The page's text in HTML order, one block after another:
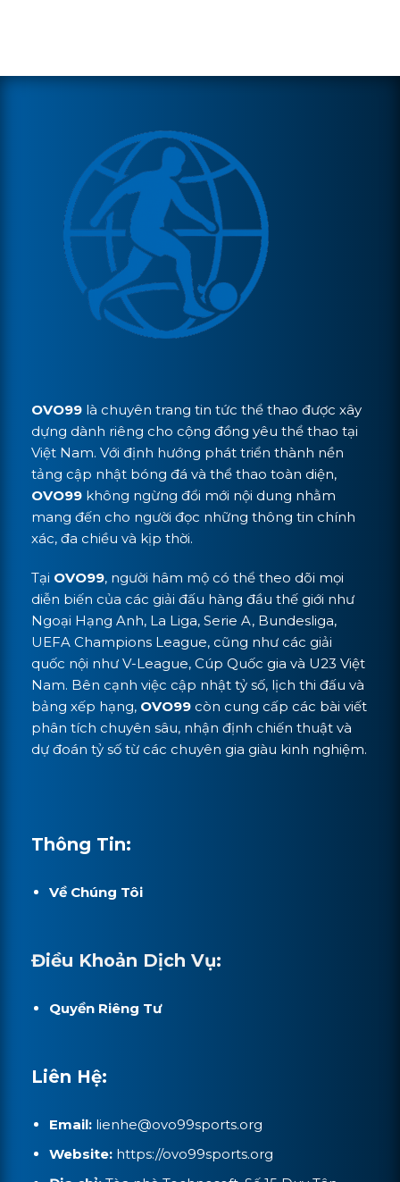
OVO99 là chuyên trang tin tức thể thao được xây
dựng dành riêng cho cộng đồng yêu thể thao tại
Việt Nam. Với định hướng phát triển thành nền
tảng cập nhật bóng đá và thể thao toàn diện,
OVO99 không ngừng đổi mới nội dung nhằm
mang đến cho người đọc những thông tin chính
xác, đa chiều và kịp thời.
Tại OVO99, người hâm mộ có thể theo dõi mọi
diễn biến của các giải đấu hàng đầu thế giới như
Ngoại Hạng Anh, La Liga, Serie A, Bundesliga,
UEFA Champions League, cũng như các giải
quốc nội như V-League, Cúp Quốc gia và U23 Việt
Nam. Bên cạnh việc cập nhật tỷ số, lịch thi đấu và
bảng xếp hạng, OVO99 còn cung cấp các bài viết
phân tích chuyên sâu, nhận định chiến thuật và
dự đoán tỷ số từ các chuyên gia giàu kinh nghiệm.
Thông Tin:
Về Chúng Tôi
Điều Khoản Dịch Vụ:
Quyền Riêng Tư
Liên Hệ:
Email: lienhe@ovo99sports.org
Website: https://ovo99sports.org